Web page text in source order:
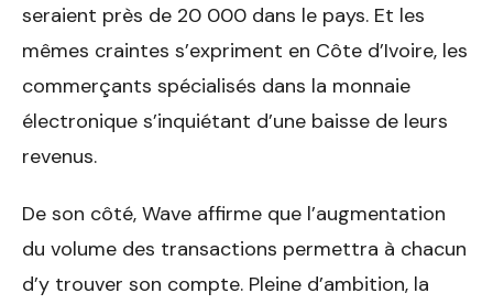
seraient près de 20 000 dans le pays. Et les
mêmes craintes s’expriment en Côte d’Ivoire, les
commerçants spécialisés dans la monnaie
électronique s’inquiétant d’une baisse de leurs
revenus.
De son côté, Wave affirme que l’augmentation
du volume des transactions permettra à chacun
d’y trouver son compte. Pleine d’ambition, la